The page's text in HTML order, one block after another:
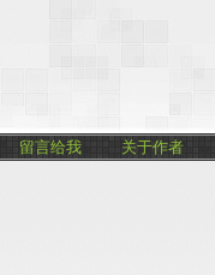
留言给我 关于作者